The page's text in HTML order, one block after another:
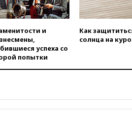
и
успеха со
попытки
Как
солнца на